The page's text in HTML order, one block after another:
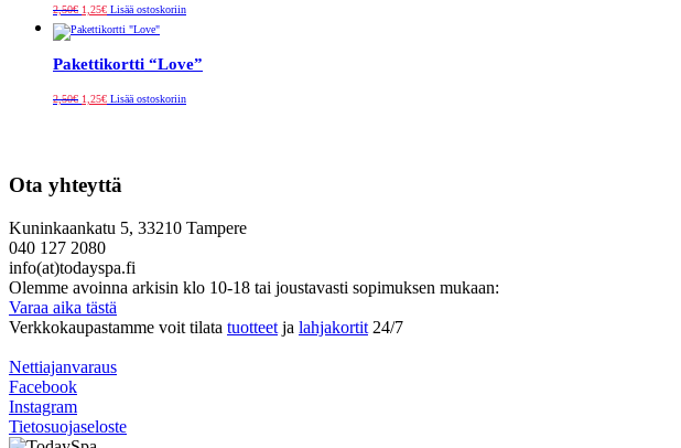
2,50€
Alkuperäinen
hinta
oli:
2,50€.
1,25€
Nykyinen
hinta
on:
1,25€.
Lisää ostoskoriin
Pakettikortti “Love”
2,50€hinta
1,25€hinta
Lisää ostoskoriin
Ota yhteyttä
Kuninkaankatu 5, 33210 Tampere
040 127 2080
info(at)todayspa.fi
Olemme avoinna arkisin klo 10-18 tai joustavasti sopimuksen mukaan:
Varaa aika tästä
Verkkokaupastamme voit tilata tuotteet ja lahjakortit 24/7
Nettiajanvaraus
Facebook
Instagram
Tietosuojaseloste